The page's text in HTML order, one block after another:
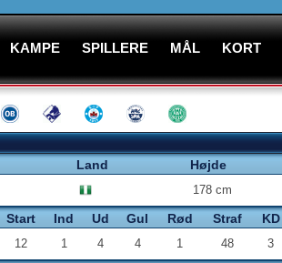
KAMPE SPILLERE MÅL KORT
Land Højde
178 cm
Start Ind Ud Gul Rød Straf KD
12 1 4 4 1 48 3